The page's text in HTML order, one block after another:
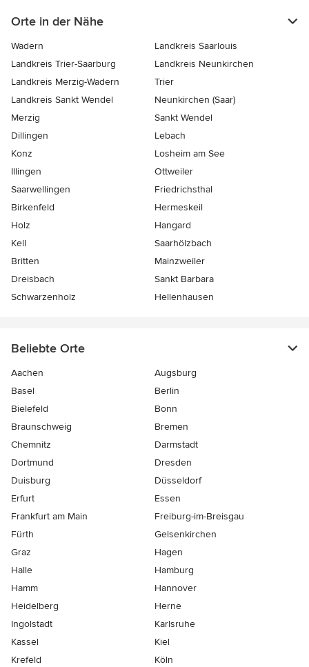
Orte in der Nähe
Wadern
Landkreis Saarlouis
Landkreis Trier-Saarburg
Landkreis Neunkirchen
Landkreis Merzig-Wadern
Trier
Landkreis Sankt Wendel
Neunkirchen (Saar)
Merzig
Sankt Wendel
Dillingen
Lebach
Konz
Losheim am See
Illingen
Ottweiler
Saarwellingen
Friedrichsthal
Birkenfeld
Hermeskeil
Holz
Hangard
Kell
Saarhölzbach
Britten
Mainzweiler
Dreisbach
Sankt Barbara
Schwarzenholz
Hellenhausen
Beliebte Orte
Aachen
Augsburg
Basel
Berlin
Bielefeld
Bonn
Braunschweig
Bremen
Chemnitz
Darmstadt
Dortmund
Dresden
Duisburg
Düsseldorf
Erfurt
Essen
Frankfurt am Main
Freiburg-im-Breisgau
Fürth
Gelsenkirchen
Graz
Hagen
Halle
Hamburg
Hamm
Hannover
Heidelberg
Herne
Ingolstadt
Karlsruhe
Kassel
Kiel
Krefeld
Köln